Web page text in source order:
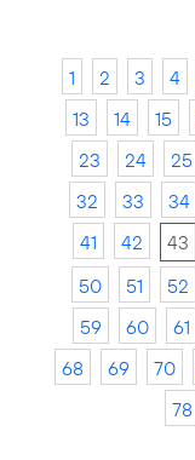
1 2 3 4
13
14 15
23
24 25
32
33 34
41
42 43
50
51 52
59
60 61
68
69 70
78